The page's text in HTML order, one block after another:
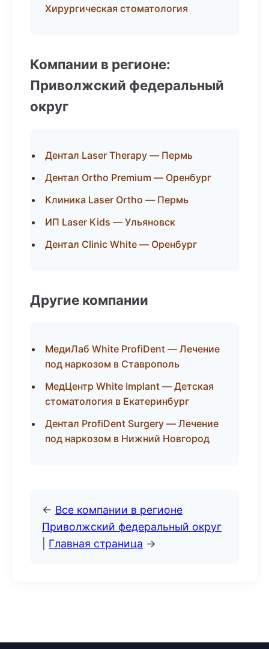
Хирургическая стоматология
Компании в регионе:
Приволжский федеральный
округ
Дентал Laser Therapy — Пермь
Дентал Ortho Premium — Оренбург
Клиника Laser Ortho — Пермь
ИП Laser Kids — Ульяновск
Дентал Clinic White — Оренбург
Другие компании
МедиЛаб White ProfiDent — Лечение
под наркозом в Ставрополь
МедЦентр White Implant — Детская
стоматология в Екатеринбург
Дентал ProfiDent Surgery — Лечение
под наркозом в Нижний Новгород
← Все компании в регионе
Приволжский федеральный округ
Главная страница →